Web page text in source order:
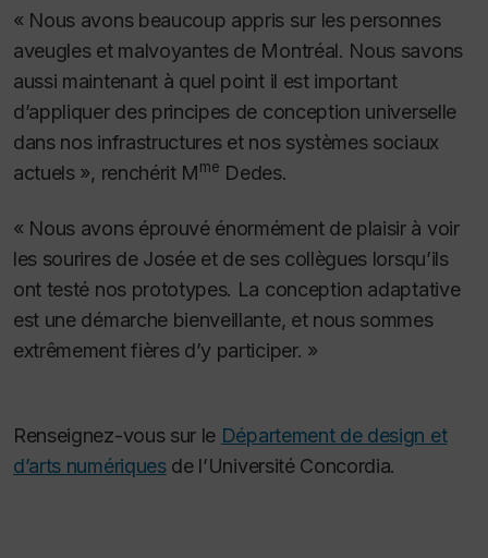
« Nous avons beaucoup appris sur les personnes
aveugles et malvoyantes de Montréal. Nous savons
aussi maintenant à quel point il est important
d’appliquer des principes de conception universelle
dans nos infrastructures et nos systèmes sociaux
actuels », renchérit Mme Dedes.
« Nous avons éprouvé énormément de plaisir à voir
les sourires de Josée et de ses collègues lorsqu’ils
ont testé nos prototypes. La conception adaptative
est une démarche bienveillante, et nous sommes
extrêmement fières d’y participer. »
Renseignez-vous sur le Département de design et
d’arts numériquesde l’Université Concordia.